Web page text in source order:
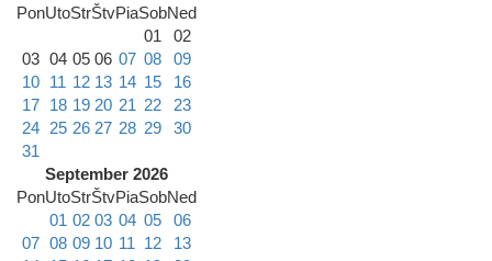
PonUtoStrŠtvPiaSobNed
01
02
03 04 05 06 07 08
09
10 11 12 13 14 15
16
17 18 19 20 21 22
23
24 25 26 27 28 29
30
31
September 2026
PonUtoStrŠtvPiaSobNed
01 02 03 04 05
06
07 08 09 10 11 12
13